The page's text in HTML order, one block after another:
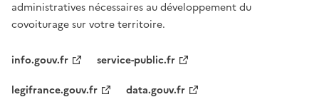
administratives nécessaires au développement du
covoiturage sur votre territoire.
info.gouv.fr
service-public.fr
legifrance.gouv.fr
data.gouv.fr